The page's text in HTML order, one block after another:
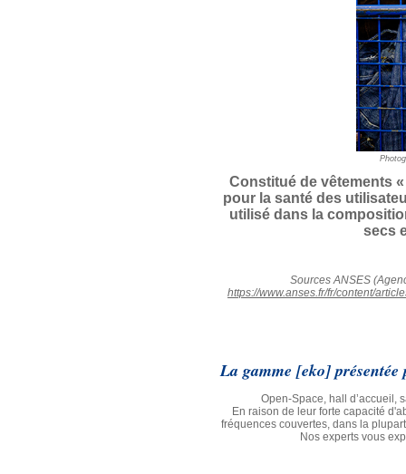
Constitué de vêtements
pour la santé des
utilisé dans la
secs
Sources ANSES
https://www.anses.fr/fr/content/
La gamme [eko]
Open-Space, hall d’accueil,
En raison de leur forte capacité
fréquences couvertes, dans la
Nos experts vous